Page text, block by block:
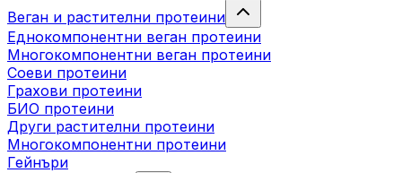
Веган и растителни протеини
Еднокомпонентни веган протеини
Многокомпонентни веган протеини
Соеви протеини
Грахови протеини
БИО протеини
Други растителни протеини
Многокомпонентни протеини
Гейнъри